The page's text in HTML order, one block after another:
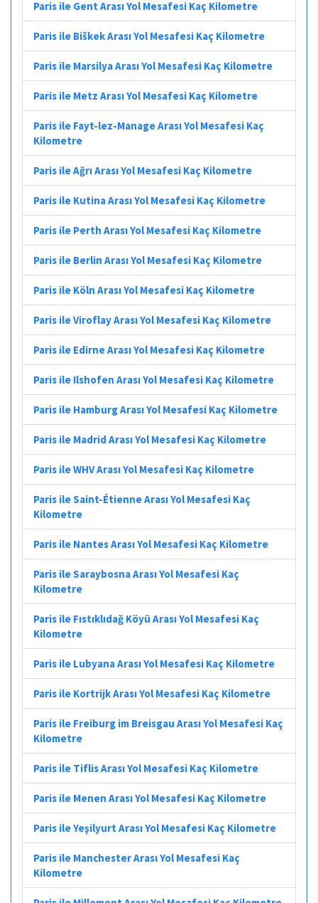
Paris ile Gent Arası Yol Mesafesi Kaç Kilometre
Paris ile Biškek Arası Yol Mesafesi Kaç Kilometre
Paris ile Marsilya Arası Yol Mesafesi Kaç Kilometre
Paris ile Metz Arası Yol Mesafesi Kaç Kilometre
Paris ile Fayt-lez-Manage Arası Yol Mesafesi Kaç
Kilometre
Paris ile Ağrı Arası Yol Mesafesi Kaç Kilometre
Paris ile Kutina Arası Yol Mesafesi Kaç Kilometre
Paris ile Perth Arası Yol Mesafesi Kaç Kilometre
Paris ile Berlin Arası Yol Mesafesi Kaç Kilometre
Paris ile Köln Arası Yol Mesafesi Kaç Kilometre
Paris ile Viroflay Arası Yol Mesafesi Kaç Kilometre
Paris ile Edirne Arası Yol Mesafesi Kaç Kilometre
Paris ile Ilshofen Arası Yol Mesafesi Kaç Kilometre
Paris ile Hamburg Arası Yol Mesafesi Kaç Kilometre
Paris ile Madrid Arası Yol Mesafesi Kaç Kilometre
Paris ile WHV Arası Yol Mesafesi Kaç Kilometre
Paris ile Saint-Étienne Arası Yol Mesafesi Kaç
Kilometre
Paris ile Nantes Arası Yol Mesafesi Kaç Kilometre
Paris ile Saraybosna Arası Yol Mesafesi Kaç
Kilometre
Paris ile Fıstıklıdağ Köyü Arası Yol Mesafesi Kaç
Kilometre
Paris ile Lubyana Arası Yol Mesafesi Kaç Kilometre
Paris ile Kortrijk Arası Yol Mesafesi Kaç Kilometre
Paris ile Freiburg im Breisgau Arası Yol Mesafesi Kaç
Kilometre
Paris ile Tiflis Arası Yol Mesafesi Kaç Kilometre
Paris ile Menen Arası Yol Mesafesi Kaç Kilometre
Paris ile Yeşilyurt Arası Yol Mesafesi Kaç Kilometre
Paris ile Manchester Arası Yol Mesafesi Kaç
Kilometre